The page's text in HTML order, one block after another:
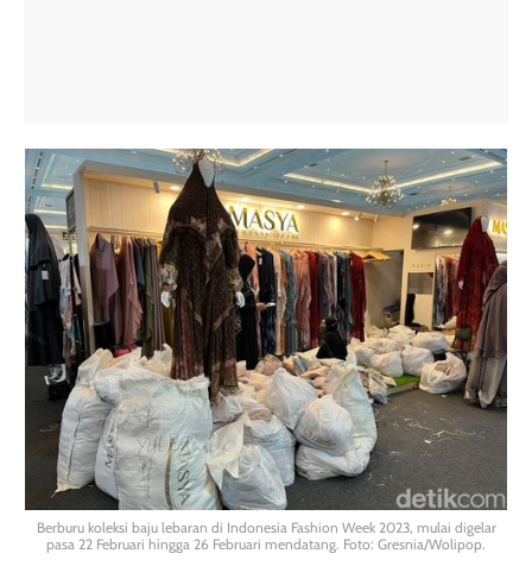
Berburu koleksi baju lebaran di Indonesia Fashion Week 2023, mulai digelar
pasa 22 Februari hingga 26 Februari mendatang. Foto: Gresnia/Wolipop.